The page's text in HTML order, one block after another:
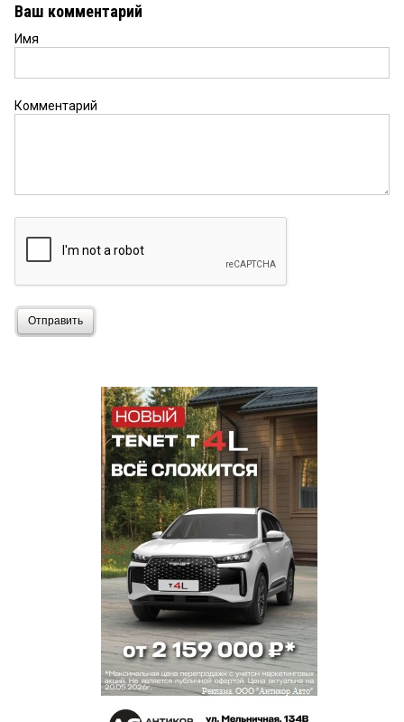
Ваш комментарий
Имя
Комментарий
Отправить